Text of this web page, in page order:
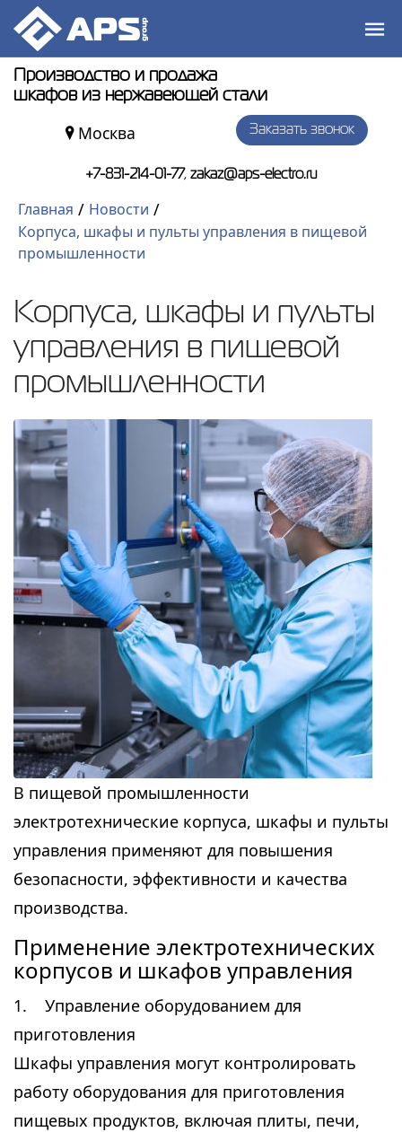
Производство и продажа
шкафов из нержавеющей стали
Москва Заказать звонок
+7-831-214-01-77, zakaz@aps-electro.ru
Главная / Новости /
Корпуса, шкафы и пульты управления в пищевой
промышленности
Корпуса, шкафы и пульты
управления в пищевой
промышленности
В пищевой промышленности
электротехнические корпуса, шкафы и пульты
управления применяют для повышения
безопасности, эффективности и качества
производства.
Применение электротехнических
корпусов и шкафов управления
1. Управление оборудованием для
приготовления
Шкафы управления могут контролировать
работу оборудования для приготовления
пищевых продуктов, включая плиты, печи,